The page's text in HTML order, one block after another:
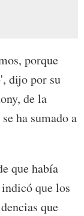
porque
dijo por su
de la
ha sumado a
que había
que los
que